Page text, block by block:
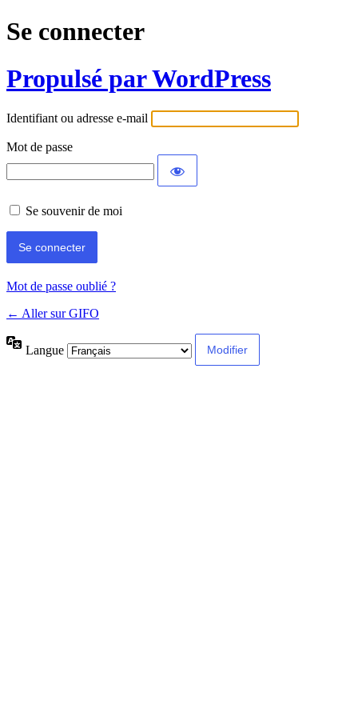
Se connecter
Propulsé par WordPress
Identifiant ou adresse e-mail
Mot de passe
Se souvenir de moi
Mot de passe oublié ?
← Aller sur GIFO
Langue